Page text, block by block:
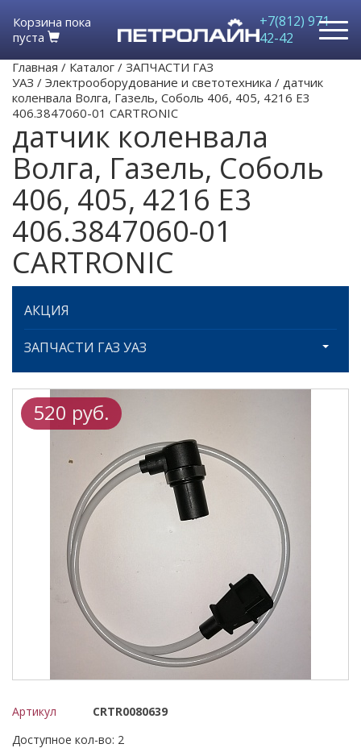
Корзина пока
пуста
+7(812) 971-
42-42
Главная / Каталог / ЗАПЧАСТИ ГАЗ
УАЗ / Электрооборудование и светотехника / датчик
коленвала Волга, Газель, Соболь 406, 405, 4216 Е3
406.3847060-01 CARTRONIC
датчик коленвала
Волга, Газель, Соболь
406, 405, 4216 Е3
406.3847060-01
CARTRONIC
АКЦИЯ
ЗАПЧАСТИ ГАЗ УАЗ
520 руб.
Артикул
CRTR0080639
Доступное кол-во: 2